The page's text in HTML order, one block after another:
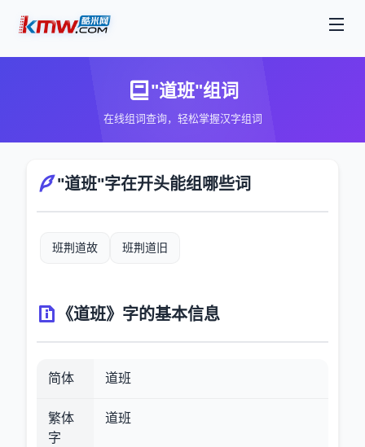
"道班"组词
在线组词查询，轻松掌握汉字组词
"道班"字在开头能组哪些词
班荆道故 班荆道旧
《道班》字的基本信息
简体 道班
繁体
字
道班